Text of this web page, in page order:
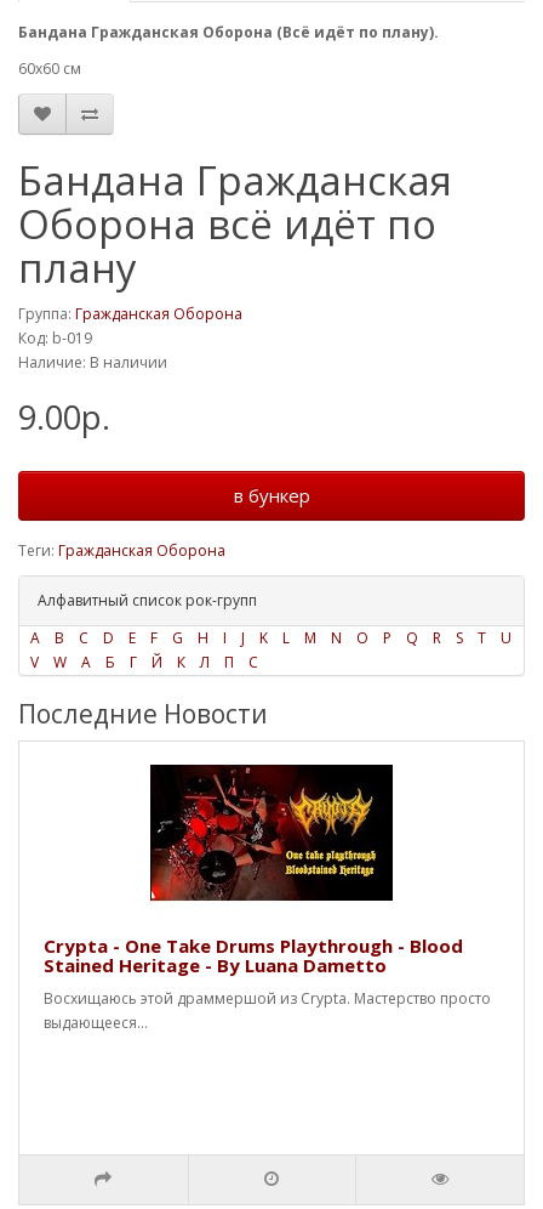
Бандана Гражданская Оборона (Всё идёт по плану).
60х60 см
Бандана Гражданская
Оборона всё идёт по
плану
Группа: Гражданская Оборона
Код: b-019
Наличие: В наличии
9.00р.
в бункер
Теги: Гражданская Оборона
Алфавитный список рок-групп
A
B C D E F G H I J K L M N O P Q R S T
U
V
W А Б Г Й К Л П С
Последние Новости
Crypta - One Take Drums Playthrough - Blood
Stained Heritage - By Luana Dametto
Восхищаюсь этой драммершой из Crypta. Мастерство просто
выдающееся...